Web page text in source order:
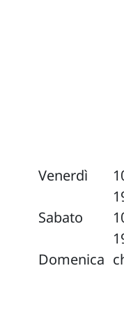
Venerdì
Sabato
Domenica